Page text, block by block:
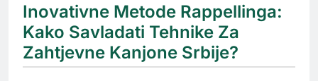
Inovativne Metode Rappellinga:
Kako Savladati Tehnike Za
Zahtjevne Kanjone Srbije?